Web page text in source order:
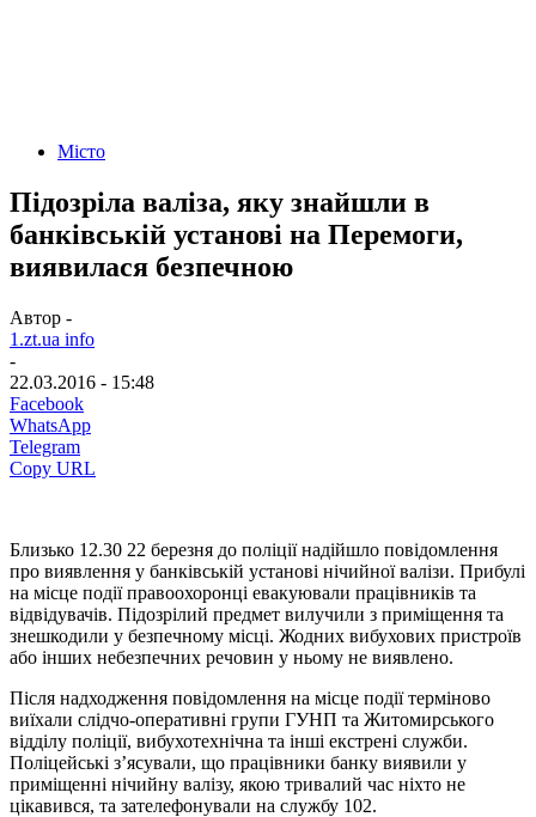
Місто
Підозріла валіза, яку знайшли в
банківській установі на Перемоги,
виявилася безпечною
Автор -
1.zt.ua info
-
22.03.2016 - 15:48
Facebook
WhatsApp
Telegram
Copy URL
Близько 12.30 22 березня до поліції надійшло повідомлення
про виявлення у банківській установі нічийної валізи. Прибулі
на місце події правоохоронці евакуювали працівників та
відвідувачів. Підозрілий предмет вилучили з приміщення та
знешкодили у безпечному місці. Жодних вибухових пристроїв
або інших небезпечних речовин у ньому не виявлено.
Після надходження повідомлення на місце події терміново
виїхали слідчо-оперативні групи ГУНП та Житомирського
відділу поліції, вибухотехнічна та інші екстрені служби.
Поліцейські з’ясували, що працівники банку виявили у
приміщенні нічийну валізу, якою тривалий час ніхто не
цікавився, та зателефонували на службу 102.